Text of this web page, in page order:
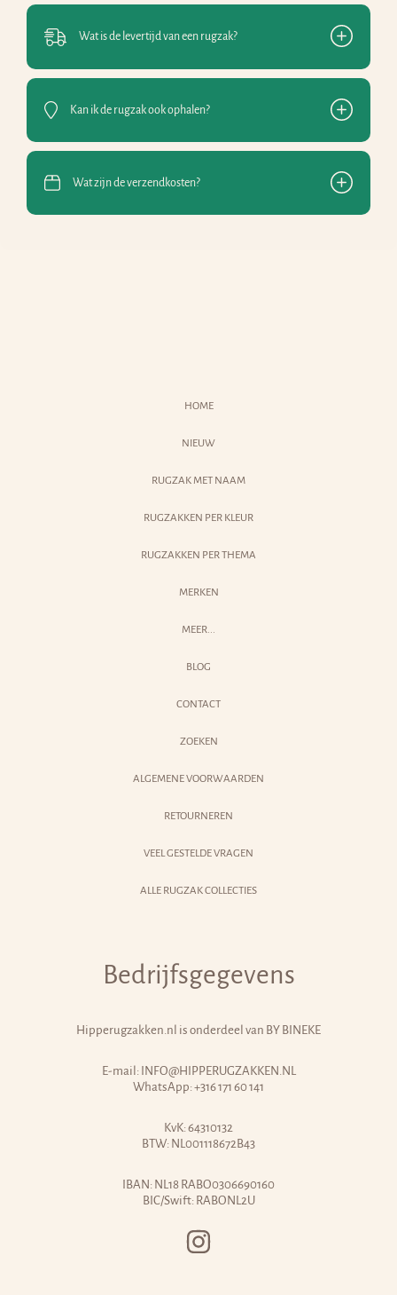
Wat is de levertijd van een rugzak?
Kan ik de rugzak ook ophalen?
Wat zijn de verzendkosten?
HOME
NIEUW
RUGZAK MET NAAM
RUGZAKKEN PER KLEUR
RUGZAKKEN PER THEMA
MERKEN
MEER...
BLOG
CONTACT
ZOEKEN
ALGEMENE VOORWAARDEN
RETOURNEREN
VEEL GESTELDE VRAGEN
ALLE RUGZAK COLLECTIES
Bedrijfsgegevens
Hipperugzakken.nl is onderdeel van BY BINEKE
E-mail: INFO@HIPPERUGZAKKEN.NL
WhatsApp: +316 171 60 141
KvK: 64310132
BTW: NL001118672B43
IBAN: NL18 RABO0306690160
BIC/Swift: RABONL2U